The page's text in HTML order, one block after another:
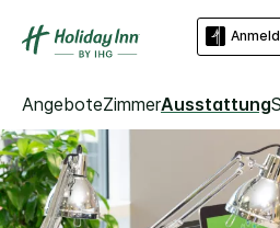
AngeboteZimmerAusstattung